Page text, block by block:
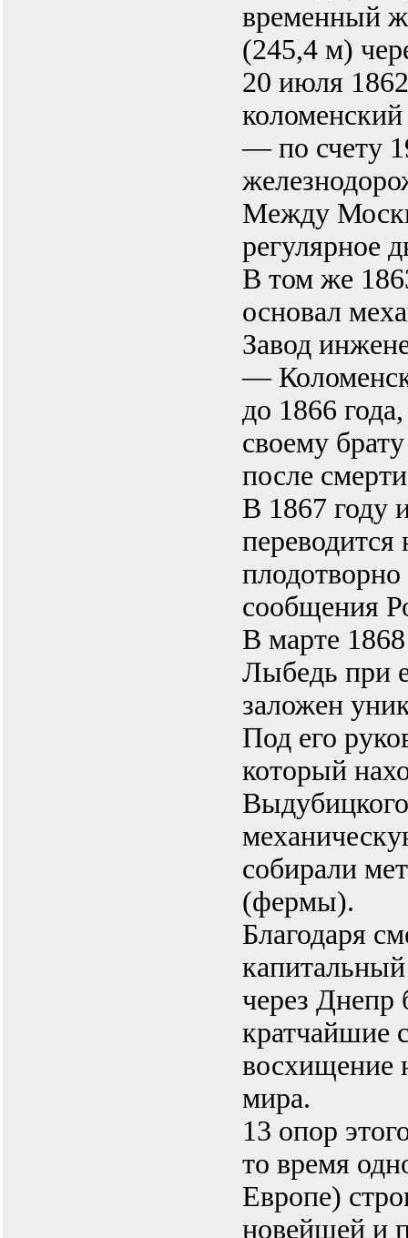
временный
(245,4 м)
20 июля
— по счету
Между
регулярное
В том же
основал
Завод
—
до 1866
своему
после
В 1867 году
переводится
сообщения
В марте
Лыбедь при
заложен
Под его
который
собирали
(фермы).
Благодаря
через Днепр
кратчайшие
восхищение
мира.
13 опор
то время
Европе)
новейшей и